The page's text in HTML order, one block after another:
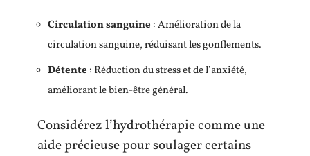
Circulation sanguine : Amélioration de la
circulation sanguine, réduisant les gonflements.
Détente : Réduction du stress et de l’anxiété,
améliorant le bien-être général.
Considérez l’hydrothérapie comme une
aide précieuse pour soulager certains